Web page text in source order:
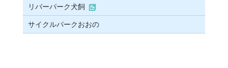
リバーパーク犬飼
サイクルパークおおの